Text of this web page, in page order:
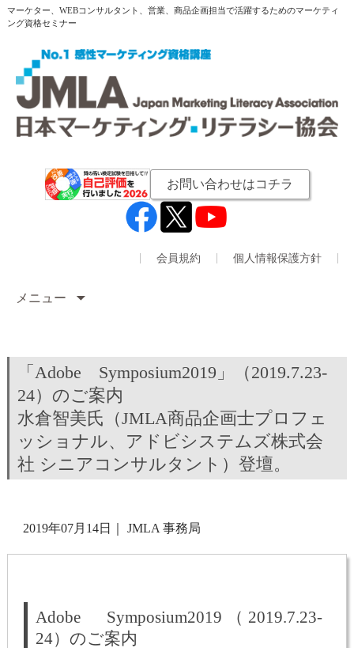
マーケター、WEBコンサルタント、営業、商品企画担当で活躍するためのマーケティ
ング資格セミナー
お問い合わせはコチラ
会員規約 個人情報保護方針
メニュー
「Adobe Symposium2019」（2019.7.23-
24）のご案内
水倉智美氏（JMLA商品企画士プロフェ
ッショナル、アドビシステムズ株式会
社 シニアコンサルタント）登壇。
2019年07月14日 JMLA 事務局
Adobe Symposium2019（2019.7.23-
24）のご案内